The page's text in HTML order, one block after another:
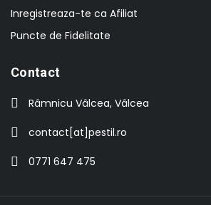
Inregistreaza-te ca Afiliat
Puncte de Fidelitate
Contact
Râmnicu Vâlcea, Vâlcea
contact[at]pestil.ro
0771 647 475